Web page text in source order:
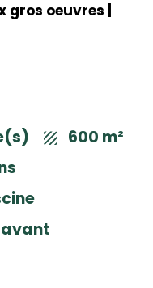
gros oeuvres |
600 m²
avant